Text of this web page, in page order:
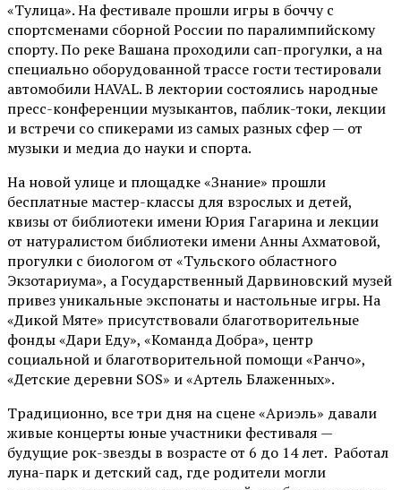
«Тулица». На фестивале прошли игры в боччу с
спортсменами сборной России по паралимпийскому
спорту. По реке Вашана проходили сап-прогулки, а на
специально оборудованной трассе гости тестировали
автомобили HAVAL. В лектории состоялись народные
пресс-конференции музыкантов, паблик-токи, лекции
и встречи со спикерами из самых разных сфер — от
музыки и медиа до науки и спорта.
На новой улице и площадке «Знание» прошли
бесплатные мастер-классы для взрослых и детей,
квизы от библиотеки имени Юрия Гагарина и лекции
от натуралистом библиотеки имени Анны Ахматовой,
прогулки с биологом от «Тульского областного
Экзотариума», а Государственный Дарвиновский музей
привез уникальные экспонаты и настольные игры. На
«Дикой Мяте» присутствовали благотворительные
фонды «Дари Еду», «Команда Добра», центр
социальной и благотворительной помощи «Ранчо»,
«Детские деревни SOS» и «Артель Блаженных».
Традиционно, все три дня на сцене«Ариэль» давали
живые концерты юные участники фестиваля —
будущие рок-звезды в возрасте от 6 до 14 лет. Работал
луна-парк и детский сад, где родители могли